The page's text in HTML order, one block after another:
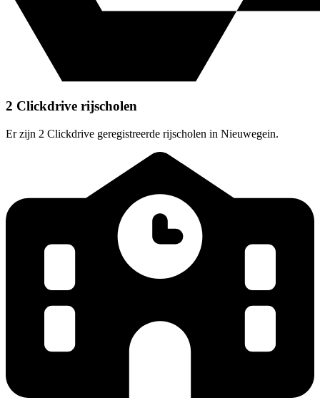
2 Clickdrive rijscholen
Er zijn 2 Clickdrive geregistreerde rijscholen in Nieuwegein.